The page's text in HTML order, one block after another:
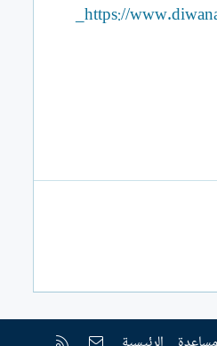
https://